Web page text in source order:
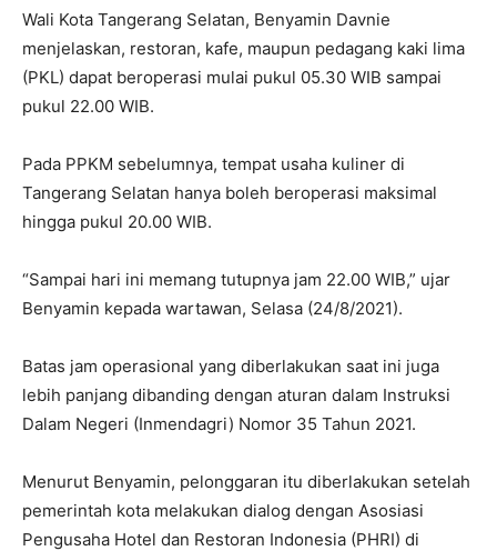
Wali Kota Tangerang Selatan, Benyamin Davnie
menjelaskan, restoran, kafe, maupun pedagang kaki lima
(PKL) dapat beroperasi mulai pukul 05.30 WIB sampai
pukul 22.00 WIB.
Pada PPKM sebelumnya, tempat usaha kuliner di
Tangerang Selatan hanya boleh beroperasi maksimal
hingga pukul 20.00 WIB.
“Sampai hari ini memang tutupnya jam 22.00 WIB,” ujar
Benyamin kepada wartawan, Selasa (24/8/2021).
Batas jam operasional yang diberlakukan saat ini juga
lebih panjang dibanding dengan aturan dalam Instruksi
Dalam Negeri (Inmendagri) Nomor 35 Tahun 2021.
Menurut Benyamin, pelonggaran itu diberlakukan setelah
pemerintah kota melakukan dialog dengan Asosiasi
Pengusaha Hotel dan Restoran Indonesia (PHRI) di